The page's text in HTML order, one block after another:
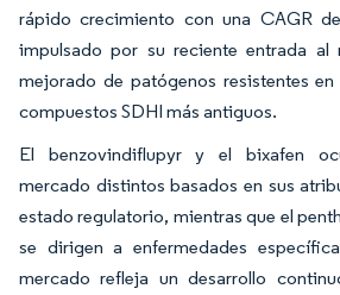
rápido crecimiento con una CAGR
impulsado por su reciente entrada
mejorado de patógenos resistentes
compuestos SDHI más antiguos.
El benzovindiflupyr y el bixafen
mercado distintos basados en sus
estado regulatorio, mientras que el
se dirigen a enfermedades
mercado refleja un desarrollo